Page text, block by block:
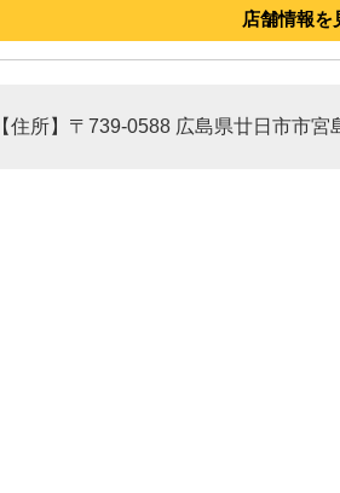
店舗情報を
【住所】〒739-0588 広島県廿日市市宮